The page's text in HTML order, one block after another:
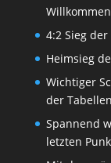
4:2 Sieg
Heimsieg
Wichtiger
der
Spannend
letzten